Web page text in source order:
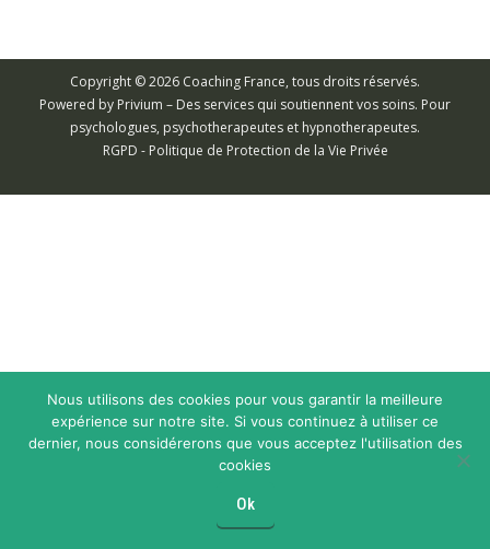
Copyright © 2026 Coaching France, tous droits réservés.
Powered by Privium – Des services qui soutiennent vos soins. Pour
psychologues, psychotherapeutes et hypnotherapeutes.
RGPD - Politique de Protection de la Vie Privée
Nous utilisons des cookies pour vous garantir la meilleure
expérience sur notre site. Si vous continuez à utiliser ce
dernier, nous considérerons que vous acceptez l'utilisation des
cookies
Ok